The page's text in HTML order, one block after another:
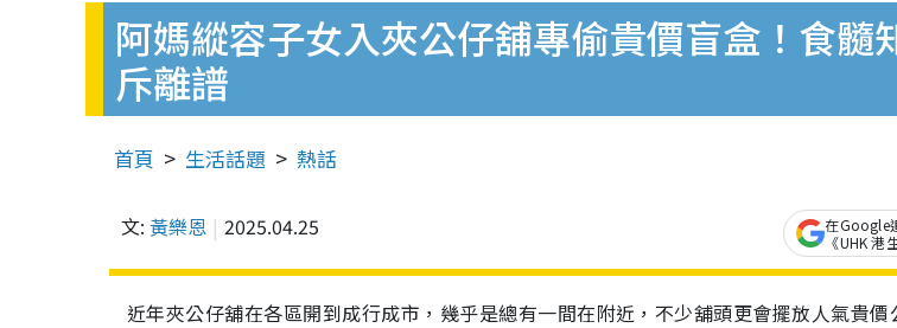
阿媽縱容子女入夾公仔舖專偷貴價盲盒！食髓
斥離譜
首頁 生活話題 熱話
文: 黃樂恩 2025.04.25
在Google
《UHK 港
近年夾公仔舖在各區開到成行成市，幾乎是總有一間在附近，不少舖頭更會擺放人氣貴